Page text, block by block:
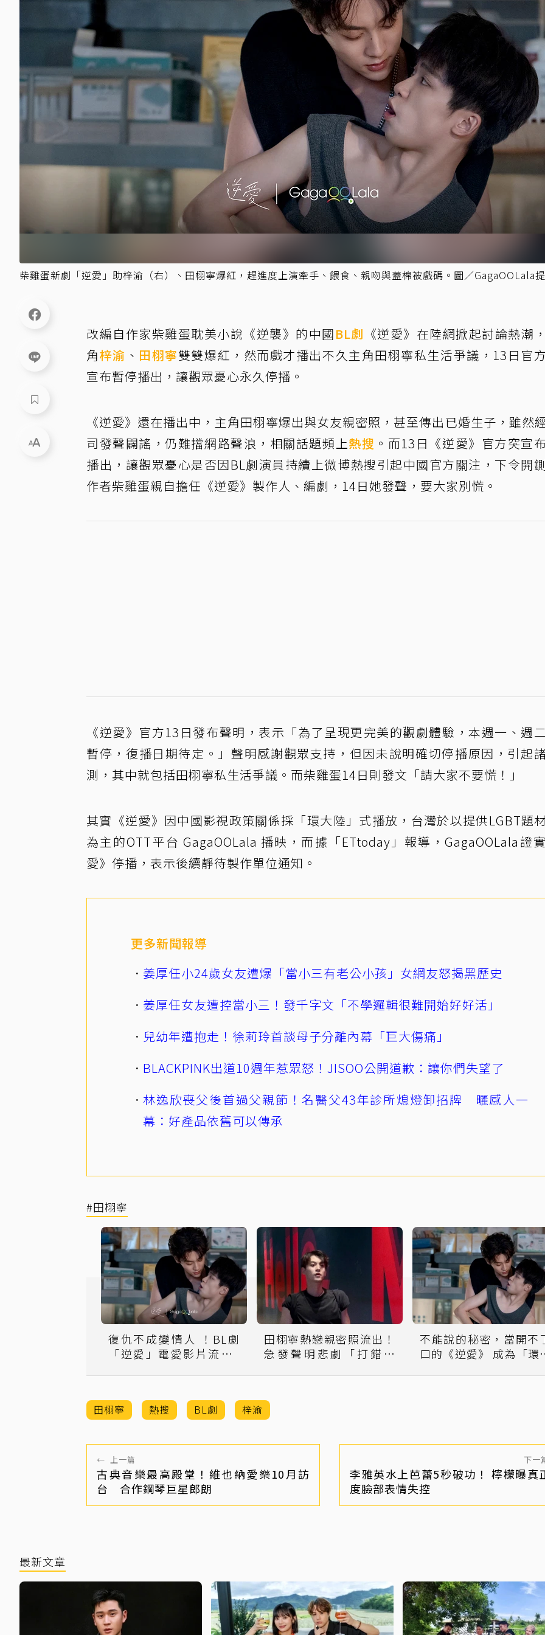
柴雞蛋新劇「逆愛」助梓渝（右）、田栩寧爆紅，趕進度上演牽手、餵食、親吻與蓋棉被戲碼。圖／GagaOOLala
改編自作家柴雞蛋耽美小說《逆襲》的中國BL劇 《逆愛》在陸網掀起討論熱潮
角梓渝 、 田栩寧雙雙爆紅，然而戲才播出不久主角田栩寧私生活爭議，13日官
宣布暫停播出，讓觀眾憂心永久停播。
《逆愛》還在播出中，主角田栩寧爆出與女友親密照，甚至傳出已婚生子，雖然
司發聲闢謠，仍難擋網路聲浪，相關話題頻上熱搜 。而13日《逆愛》官方突宣
播出，讓觀眾憂心是否因BL劇演員持續上微博熱搜引起中國官方關注，下令開
作者柴雞蛋親自擔任《逆愛》製作人、編劇，14日她發聲，要大家別慌。
《逆愛》官方13日發布聲明，表示「為了呈現更完美的觀劇體驗，本週一、週
暫停，復播日期待定。」聲明感謝觀眾支持，但因未說明確切停播原因，引起
測，其中就包括田栩寧私生活爭議。而柴雞蛋14日則發文「請大家不要慌！」
其實《逆愛》因中國影視政策關係採「環大陸」式播放，台灣於以提供LGBT題
為主的OTT平台 GagaOOLala 播映，而據「ETtoday」報導，GagaOOLala證
愛》停播，表示後續靜待製作單位通知。
更多新聞報導
姜厚任小24歲女友遭爆「當小三有老公小孩」女網友怒揭黑歷史
姜厚任女友遭控當小三！發千字文「不學邏輯很難開始好好活」
兒幼年遭抱走！徐莉玲首談母子分離內幕「巨大傷痛」
BLACKPINK出道10週年惹眾怒！JISOO公開道歉：讓你們失望了
林逸欣喪父後首過父親節！名醫父43年診所熄燈卸招牌 曬感人一
幕：好產品依舊可以傳承
#田栩寧
復仇不成變情人 ！BL劇
「逆愛」電愛影片流出1
田栩寧熱戀親密照流出！
急發聲明悲劇「打錯國
不能說的秘密，當開不
口的《逆愛》 成為「環
田栩寧 熱搜 BL劇 梓渝
← 上一篇
古典音樂最高殿堂！維也納愛樂10月訪
台 合作鋼琴巨星郎朗
下一
李雅英水上芭蕾5秒破功！ 檸檬曝真
度臉部表情失控
最新文章